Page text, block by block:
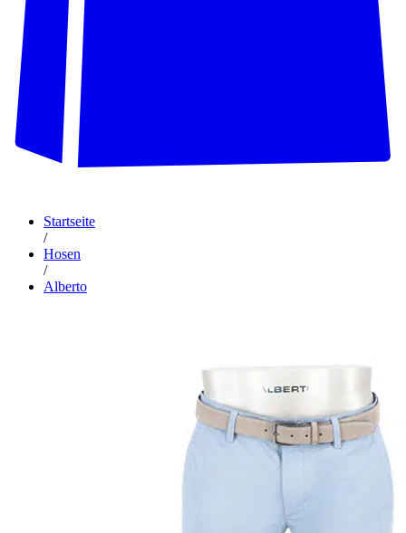
Startseite
/
Hosen
/
Alberto